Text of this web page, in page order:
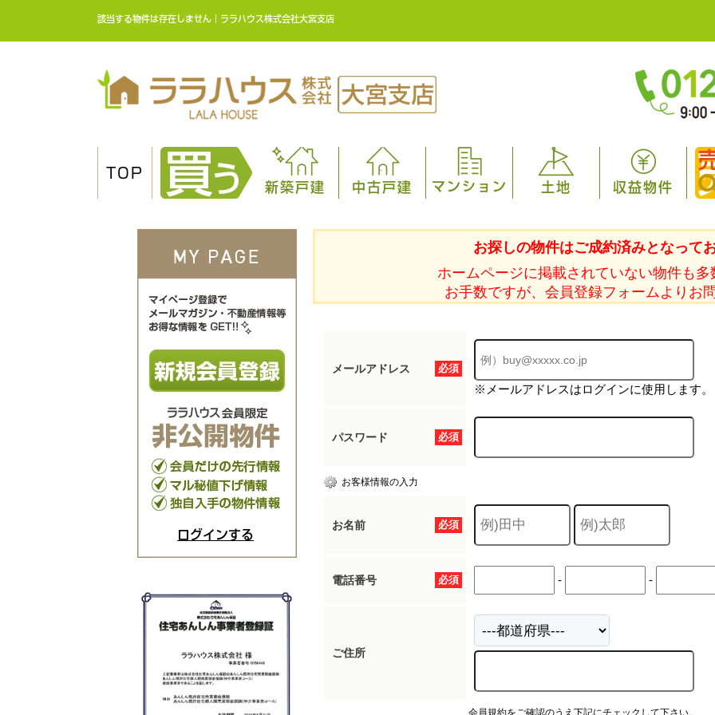
該当する物件は存在しません｜ララハウス株式会社大宮支店
TOP
新築戸建 中古戸建 マンション 土地 収益物件
お探しの物件はご成約済みとなってお
ホームページに掲載されていない物件も多
お手数ですが、会員登録フォームよりお
必須
メールアドレス
※メールアドレスはログインに使用します。
必須
パスワード
お客様情報の入力
必須
お名前
必須
電話番号 - -
ご住所
会員規約をご確認のうえ下記にチェックして下さい。
ログインする